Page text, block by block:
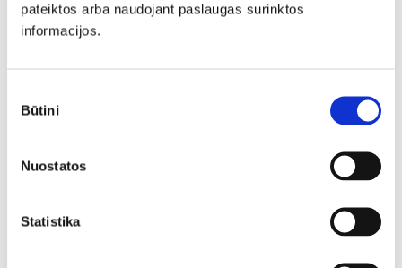
pateiktos arba naudojant paslaugas surinktos
informacijos.
pasirinkimas
Būtini
Nuostatos
Statistika
Apsauginis lūpų ir skruostų balzamas su spalva SPF